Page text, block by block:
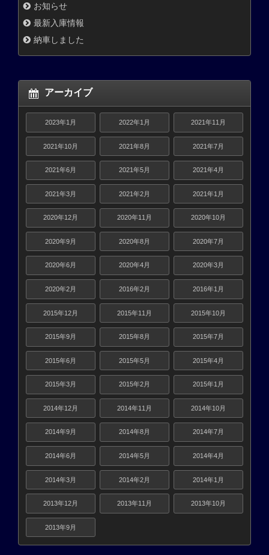
お知らせ
最新入庫情報
納車しました
アーカイブ
2023年1月 2022年1月 2021年11月
2021年10月 2021年8月 2021年7月
2021年6月 2021年5月 2021年4月
2021年3月 2021年2月 2021年1月
2020年12月 2020年11月 2020年10月
2020年9月 2020年8月 2020年7月
2020年6月 2020年4月 2020年3月
2020年2月 2016年2月 2016年1月
2015年12月 2015年11月 2015年10月
2015年9月 2015年8月 2015年7月
2015年6月 2015年5月 2015年4月
2015年3月 2015年2月 2015年1月
2014年12月 2014年11月 2014年10月
2014年9月 2014年8月 2014年7月
2014年6月 2014年5月 2014年4月
2014年3月 2014年2月 2014年1月
2013年12月 2013年11月 2013年10月
2013年9月